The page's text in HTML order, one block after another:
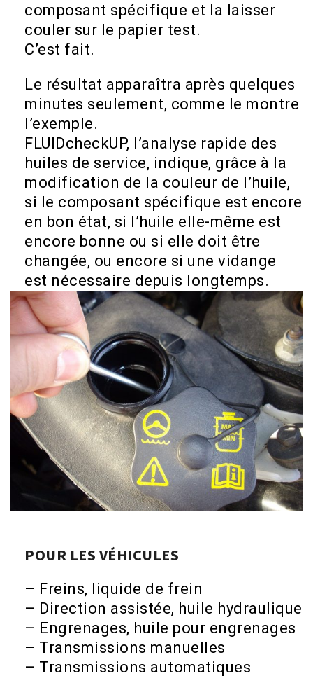
composant spécifique et la laisser
couler sur le papier test.
C’est fait.
Le résultat apparaîtra après quelques
minutes seulement, comme le montre
l’exemple.
FLUIDcheckUP, l’analyse rapide des
huiles de service, indique, grâce à la
modification de la couleur de l’huile,
si le composant spécifique est encore
en bon état, si l’huile elle-même est
encore bonne ou si elle doit être
changée, ou encore si une vidange
est nécessaire depuis longtemps.
POUR LES VÉHICULES
– Freins, liquide de frein
– Direction assistée, huile hydraulique
– Engrenages, huile pour engrenages
– Transmissions manuelles
– Transmissions automatiques